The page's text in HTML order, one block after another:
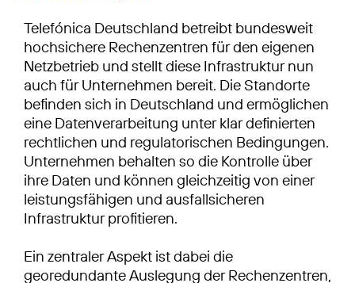
Telefónica Deutschland betreibt bundesweit
hochsichere Rechenzentren für den eigenen
Netzbetrieb und stellt diese Infrastruktur nun
auch für Unternehmen bereit. Die Standorte
befinden sich in Deutschland und ermöglichen
eine Datenverarbeitung unter klar definierten
rechtlichen und regulatorischen Bedingungen.
Unternehmen behalten so die Kontrolle über
ihre Daten und können gleichzeitig von einer
leistungsfähigen und ausfallsicheren
Infrastruktur profitieren.
Ein zentraler Aspekt ist dabei die
georedundante Auslegung der Rechenzentren,